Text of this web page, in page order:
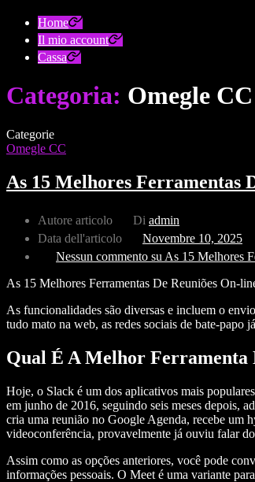
Home
Il mio account
Cassa
Categoria: Omegle CC
Categorie
Omegle CC
As 15 Melhores Ferramentas
Autore articolo Di admin
Data dell'articolo
Novembre 10, 2025
Nessun commento su As 15 Melhores
As 15 Melhores Ferramentas De Reuniões On-
As funcionalidades são diversas e incluem o
tudo mato na web, as redes sociais de bate-papo
Qual É A Melhor Ferramenta
Hoje, o Slack é um dos aplicativos mais
em junho de 2016, seguindo seis meses depois,
cria uma reunião no Google Agenda, recebe um
videoconferência, provavelmente já ouviu falar
Assim como as opções anteriores, você pode
informações pessoais. O Meet é uma variante